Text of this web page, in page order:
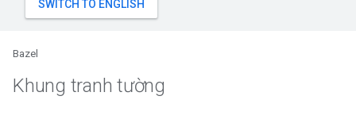
Bazel
Khung tranh tường